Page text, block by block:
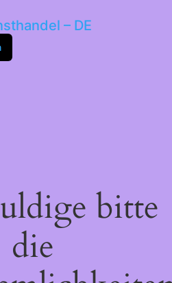
– DE
bitte
die